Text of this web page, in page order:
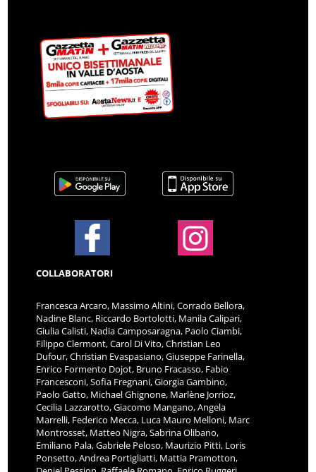
COLLABORATORI
Francesca Arcaro, Massimo Altini, Corrado Bellora,
Nadine Blanc, Riccardo Bortolotti, Manila Calipari,
Giulia Calisti, Nadia Camposaragna, Paolo Ciambi,
Filippo Clermont, Carol Di Vito, Christian Leo
Dufour, Christian Evaspasiano, Giuseppe Farinella,
Enrico Formento Dojot, Bruno Fracasso, Fabio
Francesconi, Sofia Fregnani, Giorgia Gambino,
Paolo Gatto, Michael Ghignone, Marlène Jorrioz,
Cecilia Lazzarotto, Giacomo Mangano, Angela
Marrelli, Federico Mecca, Luca Mauro Melloni, Marc
Montrosset, Matteo Nigra, Sabrina Olibano,
Emiliano Pala, Gabriele Peloso, Maurizio Pitti, Loris
Ponsetto, Andrea Portigliatti, Mattia Pramotton,